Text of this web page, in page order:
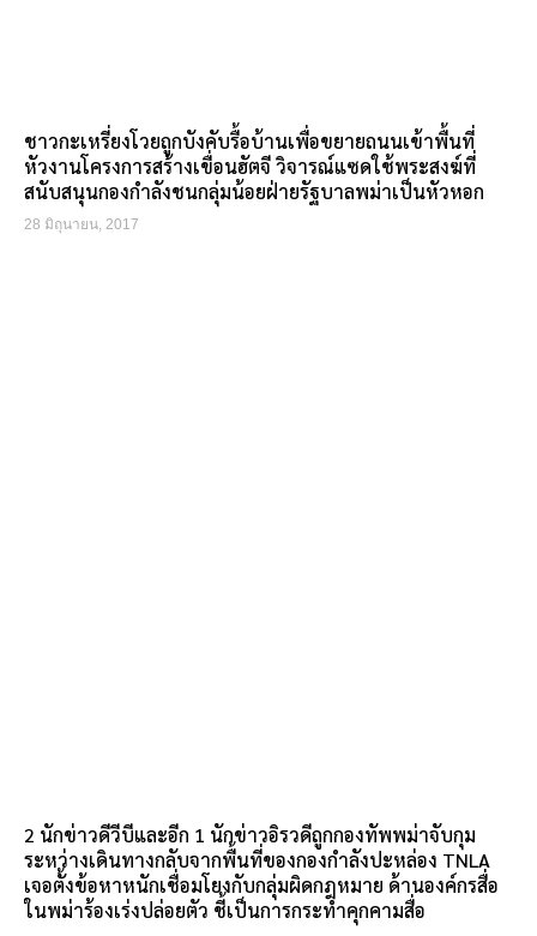
ชาวกะเหรี่ยงโวยถูกบังคับรื้อบ้านเพื่อขยายถนนเข้าพื้นที่
หัวงานโครงการสร้างเขื่อนฮัตจี วิจารณ์แซดใช้พระสงฆ์ที่
สนับสนุนกองกำลังชนกลุ่มน้อยฝ่ายรัฐบาลพม่าเป็นหัวหอก
28 มิถุนายน, 2017
2 นักข่าวดีวีบีและอีก 1 นักข่าวอิรวดีถูกกองทัพพม่าจับกุม
ระหว่างเดินทางกลับจากพื้นที่ของกองกำลังปะหล่อง TNLA
เจอตั้งข้อหาหนักเชื่อมโยงกับกลุ่มผิดกฎหมาย ด้านองค์กรสื่อ
ในพม่าร้องเร่งปล่อยตัว ชี้เป็นการกระทำคุกคามสื่อ